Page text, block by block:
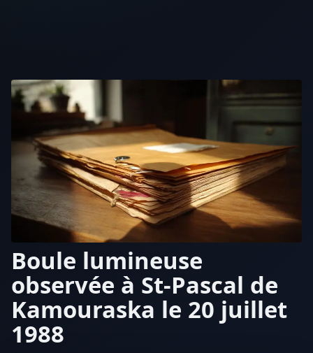
Boule lumineuse
observée à St-Pascal de
Kamouraska le 20 juillet
1988